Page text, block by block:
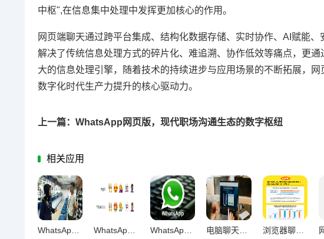
中枢",在信息集中处理中发挥更加核心的作用。
网页端聊天通过跨平台集成、结构化数据存储、实时协作、AI赋能
解决了传统信息处理方式的碎片化、难追溯、协作低效等痛点，更
大的信息处理引擎，随着技术的持续进步与应用场景的不断拓展，
数字化时代生产力提升的核心驱动力。
上一篇：WhatsApp网页版，现代职场沟通生态的数字枢纽
相关应用
WhatsApp网页版，沟通规划效率提升的新引擎 WhatsApp网页版任务跟进实战，沟通增效与协作升级的全方位赋能 WhatsApp网页版长期办公适用性深度解析 电脑聊天的双刃剑效应，复杂信息处理中技术优势与认知局限的深度剖析 浏览器聊天，重构职场沟通生态的破局者与新常态